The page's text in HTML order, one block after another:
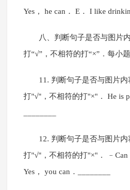
Yes， he can． E． I like
八、判断句子是否与图片
打“√”，不相符的打“×”．每小
11. 判断句子是否与图片
打"√"，不相符的打"×"． He is
12. 判断句子是否与图片
打"√"，不相符的打"×"． ﹣Can
Yes， you can．________